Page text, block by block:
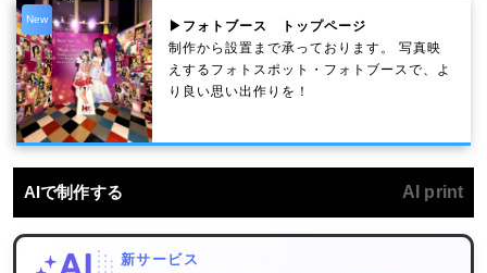
New
▶フォトブース トップページ
制作から設置まで承っております。 写真映
えするフォトスポット・フォトブースで、よ
り良い思い出作りを！
AIで制作する AI print
新サービス